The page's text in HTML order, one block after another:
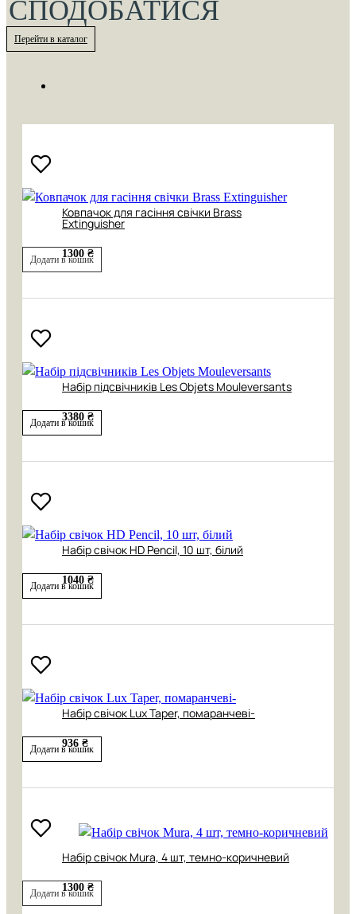
СПОДОБАТИСЯ
Перейти в каталог
Ковпачок для гасіння свічки Brass
Extinguisher
1300 ₴
Додати в кошик
Набір підсвічників Les Objets Mouleversants
3380 ₴
Додати в кошик
Набір свічок HD Pencil, 10 шт, білий
1040 ₴
Додати в кошик
Набір свічок Lux Taper, помаранчеві-
936 ₴
Додати в кошик
Набір свічок Mura, 4 шт, темно-коричневий
1300 ₴
Додати в кошик